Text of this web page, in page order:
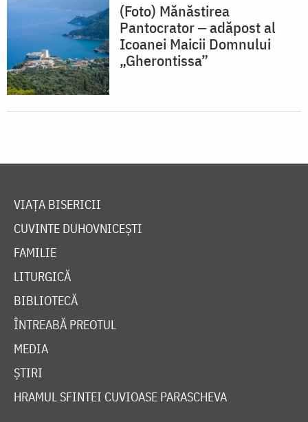
(Foto) Mănăstirea
Pantocrator ‒ adăpost al
Icoanei Maicii Domnului
„Gherontissa”
VIAȚA BISERICII
CUVINTE DUHOVNICEȘTI
FAMILIE
LITURGICĂ
BIBLIOTECĂ
ÎNTREABĂ PREOTUL
MEDIA
ȘTIRI
HRAMUL SFINTEI CUVIOASE PARASCHEVA